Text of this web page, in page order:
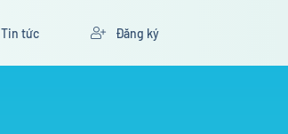
Tin tức Đăng ký